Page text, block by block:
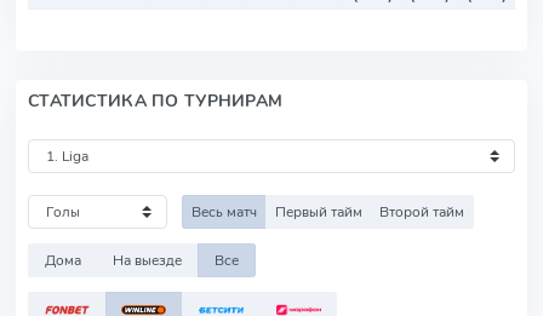
СТАТИСТИКА ПО ТУРНИРАМ
Весь матч Первый тайм Второй тайм
Дома На выезде Все